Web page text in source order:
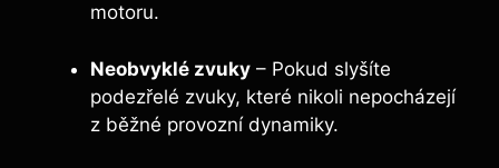
motoru.
Neobvyklé zvuky – Pokud slyšíte
podezřelé zvuky, které nikoli nepocházejí
z běžné provozní dynamiky.